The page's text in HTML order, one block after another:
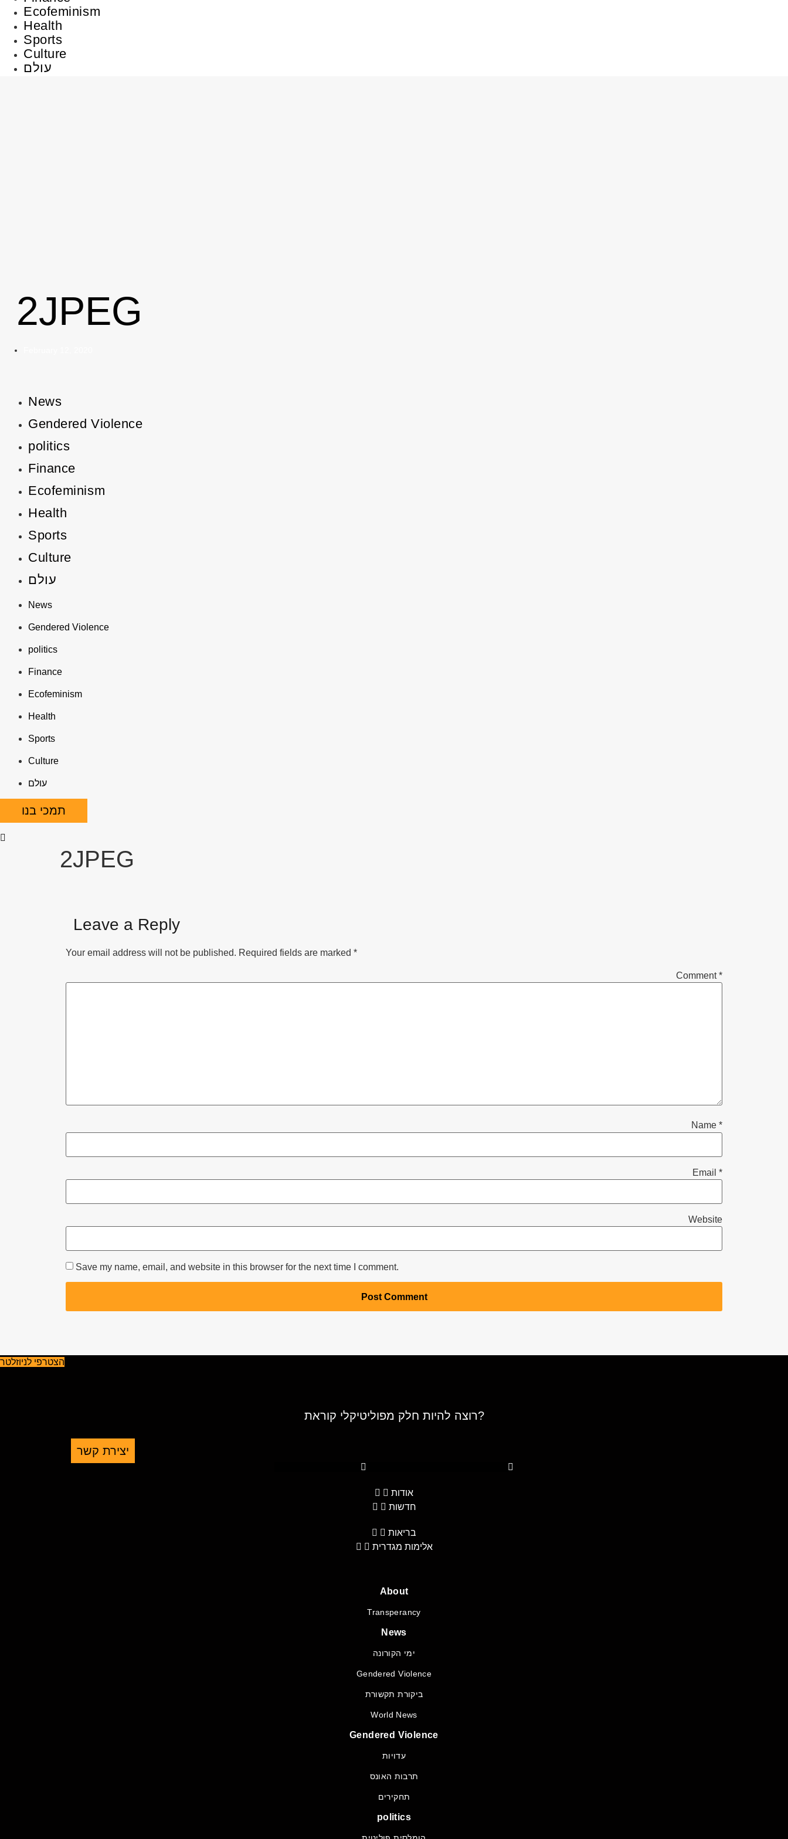
Ecofeminism
Health
Sports
Culture
עולם
2JPEG
News
Gendered Violence
politics
Finance
Ecofeminism
Health
Sports
Culture
עולם
News
Gendered Violence
politics
Finance
Ecofeminism
Health
Sports
Culture
עולם
תמכי בנו
2JPEG
Leave a Reply
Your email address will not be published. Required fields are marked *
Comment*
Name *
Email *
Website
Save my name, email, and website in this browser for the next time I comment.
הצטרפי לניוזלטר
רוצה להיות חלק מפוליטיקלי קוראת?
יצירת קשר
אודות
חדשות
בריאות
אלימות מגדרית
About
Transperancy
News
ימי הקורונה
Gendered Violence
ביקורת תקשורת
World News
Gendered Violence
עדויות
תרבות האונס
תחקירים
politics